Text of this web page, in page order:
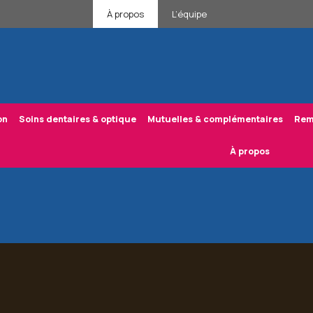
À propos L’équipe
Soins dentaires & optique Mutuelles & complémentaires
À propos